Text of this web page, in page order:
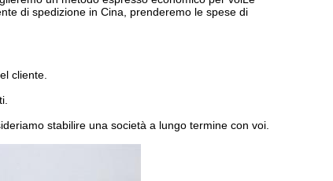
di spedizione in Cina, prenderemo le spese di
cliente.
stabilire una società a lungo termine con voi.